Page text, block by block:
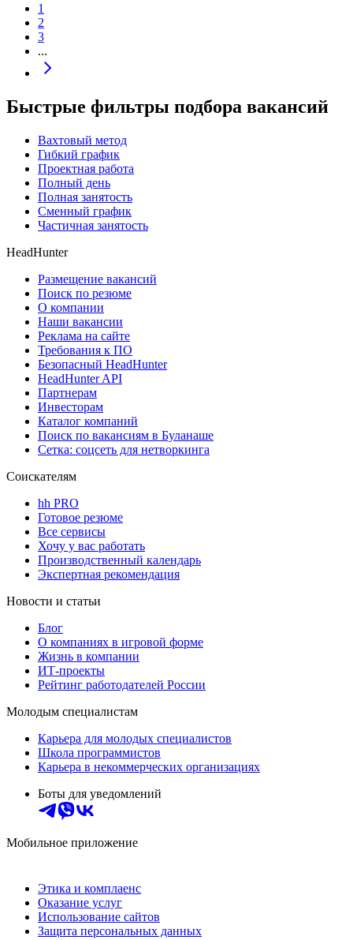
1
2
3
...
Быстрые фильтры подбора вакансий
Вахтовый метод
Гибкий график
Проектная работа
Полный день
Полная занятость
Сменный график
Частичная занятость
HeadHunter
Размещение вакансий
Поиск по резюме
О компании
Наши вакансии
Реклама на сайте
Требования к ПО
Безопасный HeadHunter
HeadHunter API
Партнерам
Инвесторам
Каталог компаний
Поиск по вакансиям в Буланаше
Сетка: соцсеть для нетворкинга
Соискателям
hh PRO
Готовое резюме
Все сервисы
Хочу у вас работать
Производственный календарь
Экспертная рекомендация
Новости и статьи
Блог
О компаниях в игровой форме
Жизнь в компании
ИТ-проекты
Рейтинг работодателей России
Молодым специалистам
Карьера для молодых специалистов
Школа программистов
Карьера в некоммерческих организациях
Боты для уведомлений
Мобильное приложение
Этика и комплаенс
Оказание услуг
Использование сайтов
Защита персональных данных